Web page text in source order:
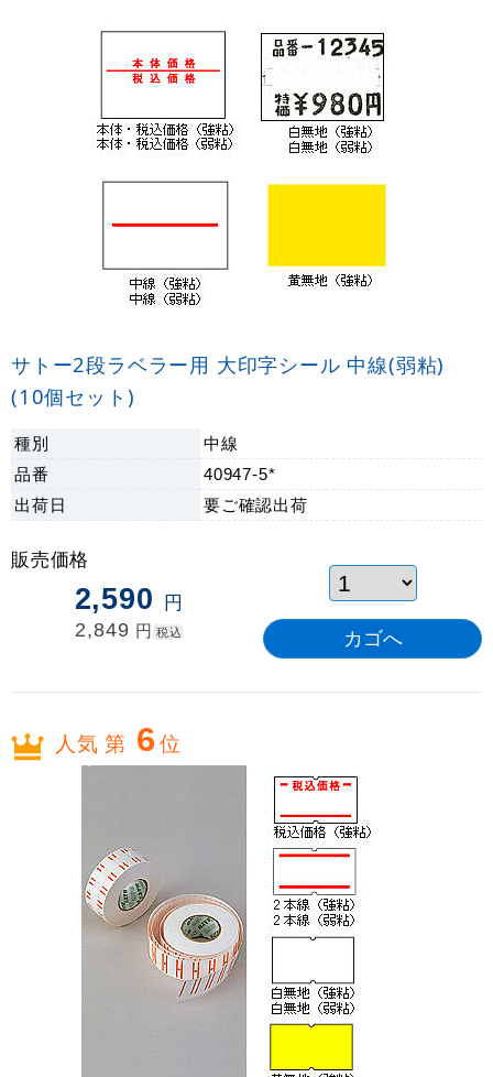
サトー2段ラベラー用 大印字シール 中線(弱粘)
(10個セット)
種別
中線
品番
40947-5*
出荷日 要ご確認出荷
販売価格
2,590 円
2,849 円 税込
人気 第 6位